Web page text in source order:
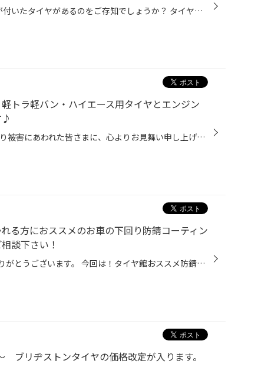
「王者」そんな意味合いの名前が付いたタイヤがあるのをご存知でしょうか？ タイヤに求められる 全て の要件を満たし、完全であり続けるタイヤ。 ブリヂストンが時代の最先端を走り続け王者の名のもとに進化し続けるタイヤ。 今回は 「王者」 の名を持つタイヤ REGNOのご案内です。 THE GREAT BALAN...
トラ軽バン・ハイエース用タイヤとエンジン
♪
このたびの令和8年熊本地震により被害にあわれた皆さまに、心よりお見舞い申し上げます。 被災地域の一日も早い復旧・復興が進みますことを心よりお祈り申し上げます。 毎週平日は、軽トラ軽バン、ハイエース用タイヤがお買得！ 当店のWEBをご覧いただきありがとうございます。 本日は当店のお買い...
る方におススメのお車の下回り防錆コーティン
談下さい！
本日も当店HPを閲覧いただきありがとうございます。 今回は！タイヤ館おススメ防錆コート施工のご案内です！ タイヤ館川内では夏の海レジャーや冬の融雪剤などが原因となる塩害対策として下回りの防錆施工をおススメしております。 下回り防錆といっても何種類かありますが本日は簡易防錆施工のご案...
ブリヂストンタイヤの価格改定が入ります。